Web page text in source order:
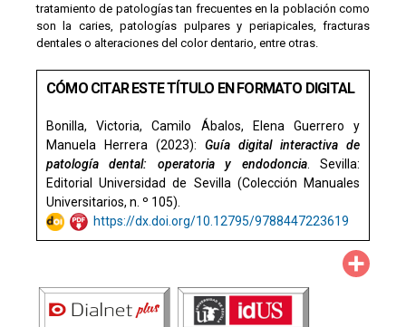
tratamiento de patologías tan frecuentes en la población como
son la caries, patologías pulpares y periapicales, fracturas
dentales o alteraciones del color dentario, entre otras.
CÓMO CITAR ESTE TÍTULO EN FORMATO DIGITAL
Bonilla, Victoria, Camilo Ábalos, Elena Guerrero y
Manuela Herrera (2023): Guía digital interactiva de
patología dental: operatoria y endodoncia. Sevilla:
Editorial Universidad de Sevilla (Colección Manuales
Universitarios, n. º 105).
https://dx.doi.org/10.12795/9788447223619